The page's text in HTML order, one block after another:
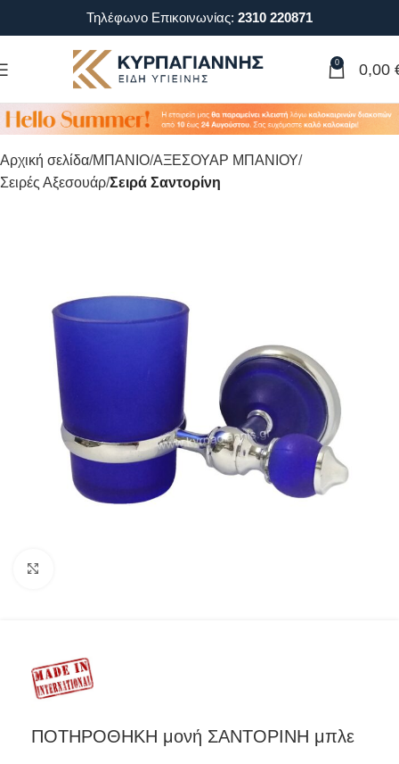
Τηλέφωνο Επικοινωνίας: 2310 220871
0 0,00
Αρχική σελίδα ΜΠΑΝΙΟ ΑΞΕΣΟΥΑΡ ΜΠΑΝΙΟΥ
Σειρές Αξεσουάρ Σειρά Σαντορίνη
ΠΟΤΗΡΟΘΗΚΗ μονή ΣΑΝΤΟΡΙΝΗ μπλε